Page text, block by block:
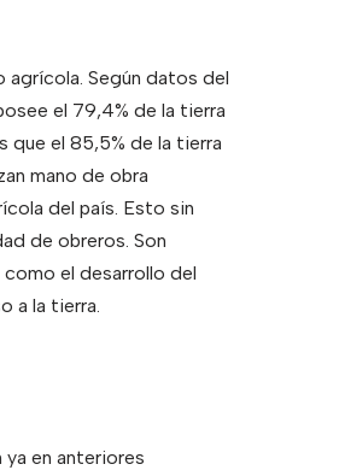
agrícola. Según datos del
el 79,4% de la tierra
que el 85,5% de la tierra
mano de obra
del país. Esto sin
de obreros. Son
el desarrollo del
a la tierra.
en anteriores